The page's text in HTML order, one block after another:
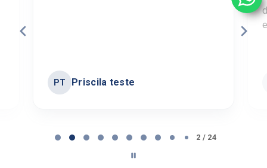
PT Priscila teste
2 / 24